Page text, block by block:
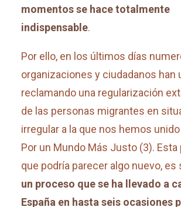
momentos se hace totalmente
indispensable.
Por ello, en los últimos días
organizaciones y ciudadanos han
reclamando una regularización
de las personas migrantes en
irregular a la que nos hemos
Por un Mundo Más Justo (3).
que podría parecer algo nuevo, es
un proceso que se ha llevado a
España en hasta seis ocasiones